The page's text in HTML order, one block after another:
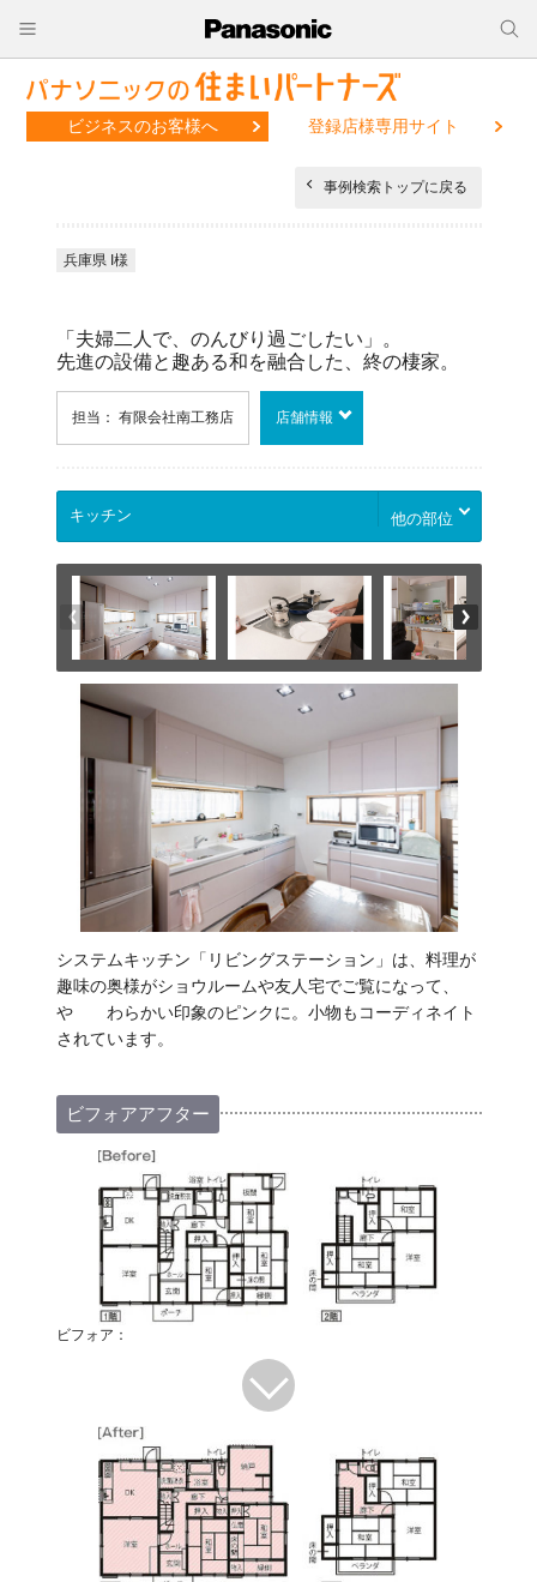
ビジネスのお客様へ 登録店様専用サイト
事例検索トップに戻る
兵庫県 I様
「夫婦二人で、のんびり過ごしたい」。
先進の設備と趣ある和を融合した、終の棲家。
担当： 有限会社南工務店 店舗情報
他の部位
システムキッチン「リビングステーション」は、料理が
趣味の奥様がショウルームや友人宅でご覧になって、
や わらかい印象のピンクに。小物もコーディネイト
されています。
ビフォアアフター
ビフォア：